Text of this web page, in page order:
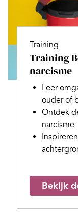
Training
Training
narcisme
Leer
ouder of
Ontdek
narcisme
Bekijk